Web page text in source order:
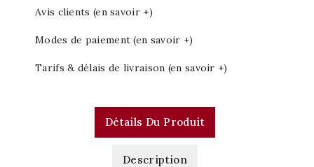
Avis clients (en savoir +)
Modes de paiement (en savoir +)
Tarifs & délais de livraison (en savoir +)
Détails Du Produit
Description